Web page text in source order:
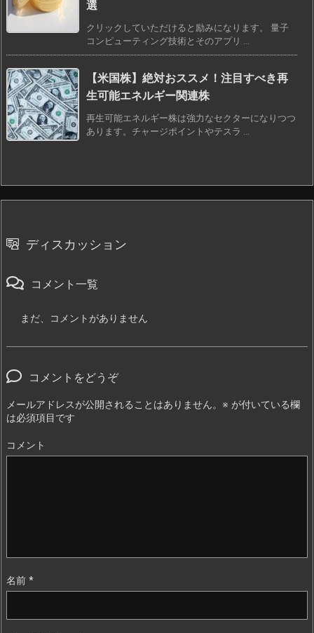
選
クリックしていただけると励みになります。 量子
コンピューティング技術とそのアプリ ...
【米国株】絶対おススメ！注目すべき再
生可能エネルギー関連株
再生可能エネルギー株は強力なセクターになりつつ
あります。チャージポイントやテスラ ...
ディスカッション
コメント一覧
まだ、コメントがありません
コメントをどうぞ
メールアドレスが公開されることはありません。 ※ が付いている欄
は必須項目です
コメント
名前 *